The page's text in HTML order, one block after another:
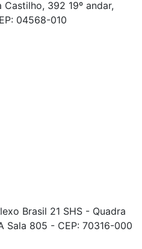
Castilho, 392 19º andar,
04568-010
Brasil 21 SHS - Quadra
Sala 805 - CEP: 70316-000